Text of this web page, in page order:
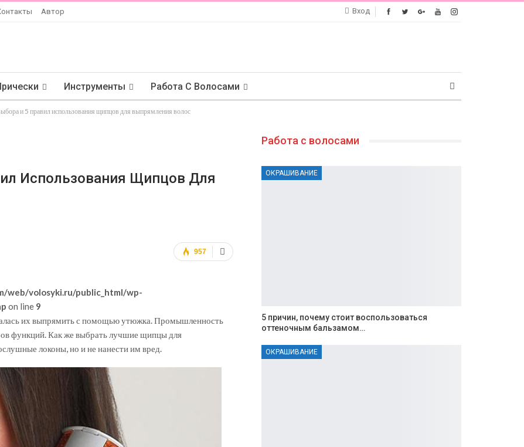
Вход
Автор
Инструменты Работа С Волосами
и 5 правил использования щипцов для выпрямления волос
Использования Щипцов Для
957
web/volosyki.ru/public_html/wp-
on line 9
их выпрямить с помощью утюжка. Промышленность
функций. Как же выбрать лучшие щипцы для
локоны, но и не нанести им вред.
Работа с волосами
ОКРАШИВАНИЕ
5 причин, почему стоит воспользоваться
оттеночным бальзамом…
ОКРАШИВАНИЕ